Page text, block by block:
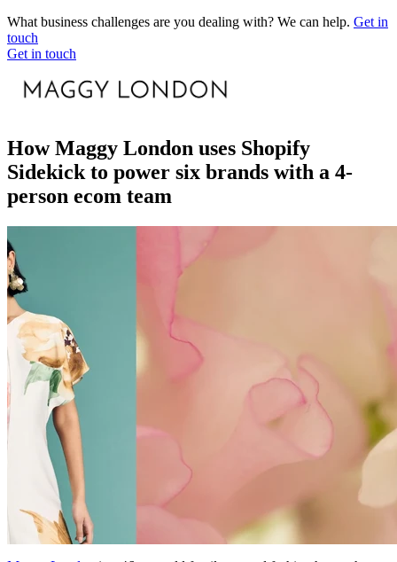
What business challenges are you dealing with? We can help. Get in
touch
Get in touch
How Maggy London uses Shopify
Sidekick to power six brands with a 4-
person ecom team